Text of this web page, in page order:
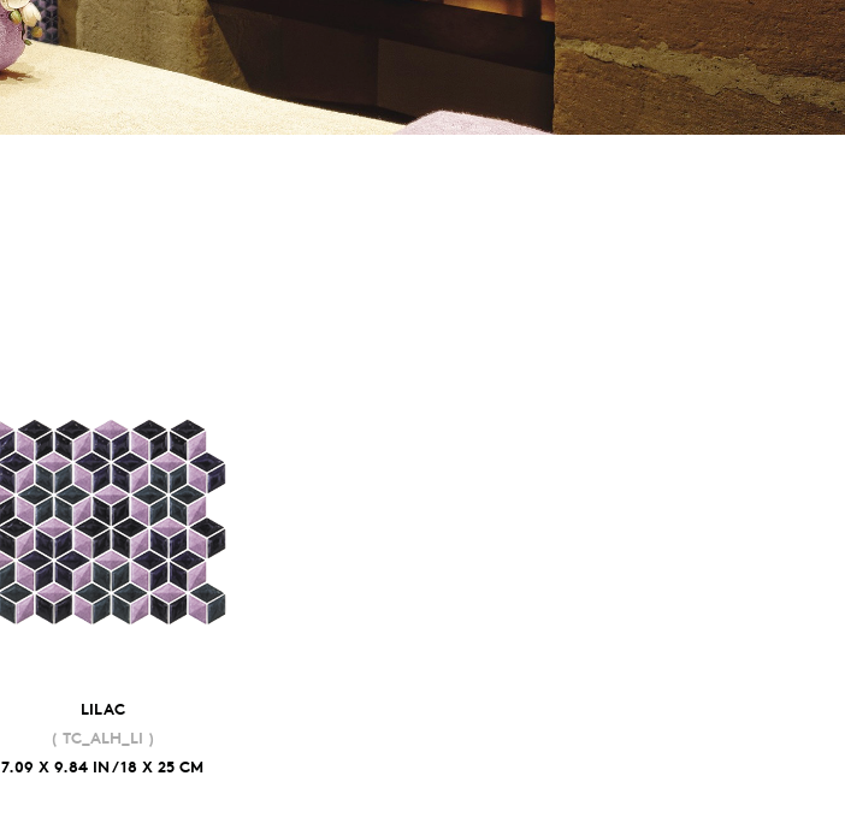
LILAC
( TC_ALH_LI )
7.09 X 9.84 IN / 18 X 25 CM